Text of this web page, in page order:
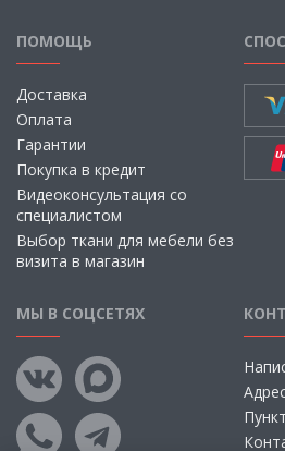
ПОМОЩЬ
Доставка
Оплата
Гарантии
Покупка в кредит
Видеоконсультация со
специалистом
Выбор ткани для мебели без
визита в магазин
МЫ В СОЦСЕТЯХ